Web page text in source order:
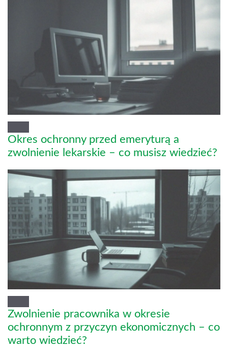
Okres ochronny przed emeryturą a
zwolnienie lekarskie – co musisz wiedzieć?
Zwolnienie pracownika w okresie
ochronnym z przyczyn ekonomicznych – co
warto wiedzieć?